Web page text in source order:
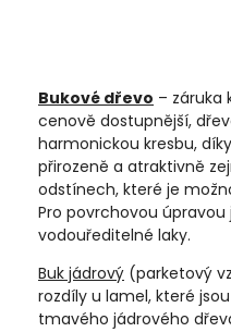
Bukové dřevo – záruka
cenově dostupnější,
harmonickou kresbu,
přirozeně a atraktivně
odstínech, které je
Pro povrchovou
vodouředitelné laky.
Buk jádrový (parketový
rozdíly u lamel, které
tmavého jádrového